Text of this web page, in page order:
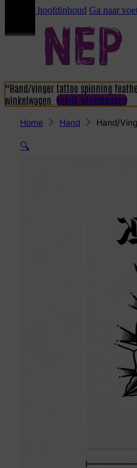
Ga naar hoofdinhoud Ga naar
“Hand/vinger tattoo spinning
winkelwagen. Bekijk winkelwagen
Home Hand Hand/
🔍